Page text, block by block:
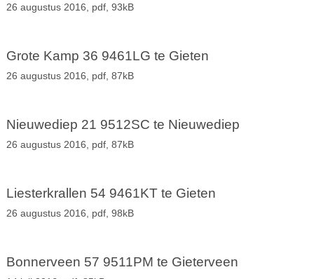
26 augustus 2016, pdf, 93kB
Grote Kamp 36 9461LG te Gieten
26 augustus 2016, pdf, 87kB
Nieuwediep 21 9512SC te Nieuwediep
26 augustus 2016, pdf, 87kB
Liesterkrallen 54 9461KT te Gieten
26 augustus 2016, pdf, 98kB
Bonnerveen 57 9511PM te Gieterveen